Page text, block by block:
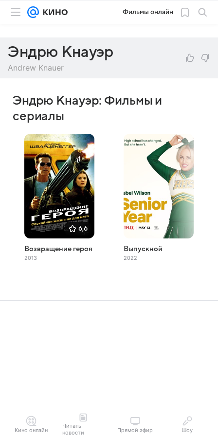
Фильмы онлайн
Эндрю Кнауэр
Andrew Knauer
Эндрю Кнауэр: Фильмы и
сериалы
6,6
Возвращение героя
2013
Выпускной
2022
Кино онлайн
Читать
новости
Прямой эфир Шоу